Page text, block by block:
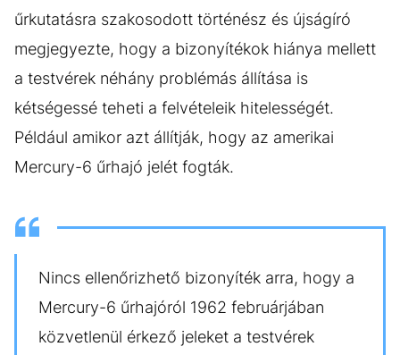
űrkutatásra szakosodott történész és újságíró
megjegyezte, hogy a bizonyítékok hiánya mellett
a testvérek néhány problémás állítása is
kétségessé teheti a felvételeik hitelességét.
Például amikor azt állítják, hogy az amerikai
Mercury-6 űrhajó jelét fogták.
Nincs ellenőrizhető bizonyíték arra, hogy a
Mercury-6 űrhajóról 1962 februárjában
közvetlenül érkező jeleket a testvérek